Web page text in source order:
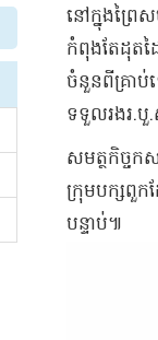
នៅក្នុងព្រៃ
កំពុងតែដុតដ
ចំនួនពីគ្រាប់
ទទួលរងរ.បួ
សមត្ថកិច្ចក
ក្រុមបក្សពួ
បន្ទាប់៕